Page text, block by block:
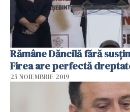
Rămâne Dăncilă fără
Firea are perfectă
25 NOIEMBRIE 2019